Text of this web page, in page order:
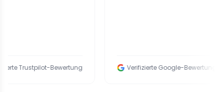
Bewertung Verifizierte Google-Bewertung